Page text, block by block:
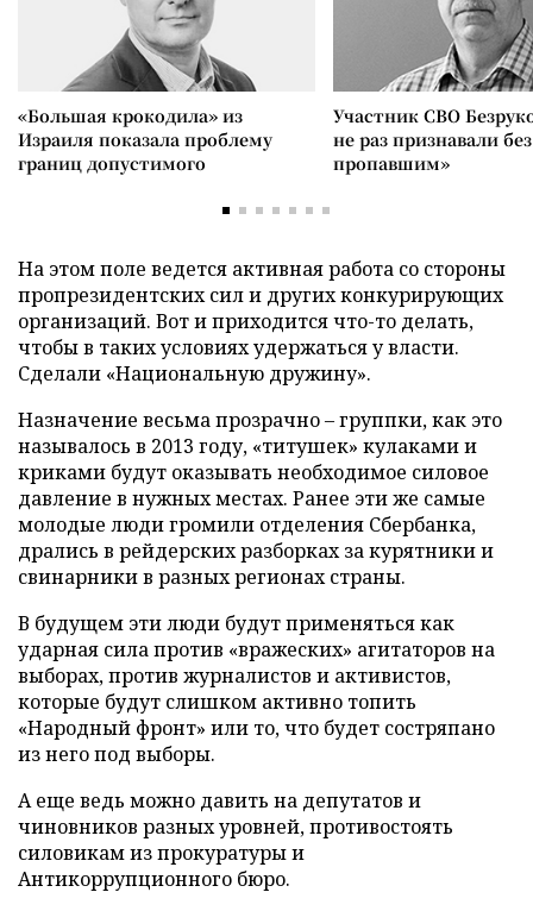
«Большая крокодила» из
Израиля показала проблему
границ допустимого
Участник СВО
не раз признавали
пропавшим»
На этом поле ведется активная работа со стороны
пропрезидентских сил и других конкурирующих
организаций. Вот и приходится что-то делать,
чтобы в таких условиях удержаться у власти.
Сделали «Национальную дружину».
Назначение весьма прозрачно – группки, как это
называлось в 2013 году, «титушек» кулаками и
криками будут оказывать необходимое силовое
давление в нужных местах. Ранее эти же самые
молодые люди громили отделения Сбербанка,
дрались в рейдерских разборках за курятники и
свинарники в разных регионах страны.
В будущем эти люди будут применяться как
ударная сила против «вражеских» агитаторов на
выборах, против журналистов и активистов,
которые будут слишком активно топить
«Народный фронт» или то, что будет состряпано
из него под выборы.
А еще ведь можно давить на депутатов и
чиновников разных уровней, противостоять
силовикам из прокуратуры и
Антикоррупционного бюро.